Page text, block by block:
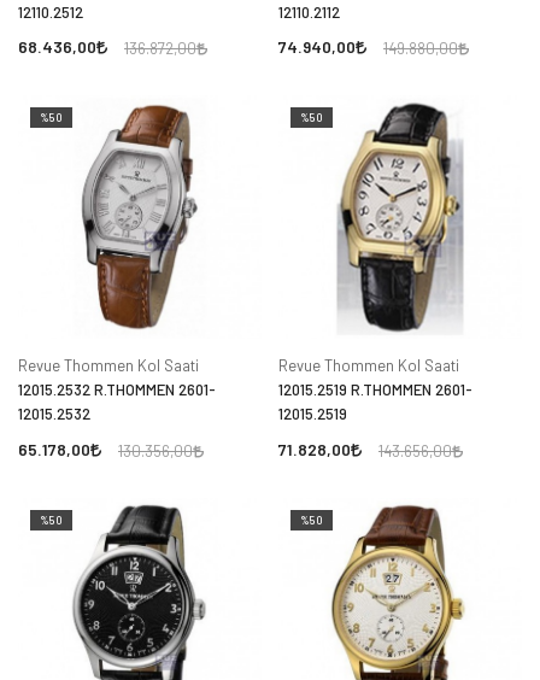
12110.2512
68.436,00 136.872,00
12110.2112
74.940,00 149.880,00
%50
Revue Thommen Kol Saati
12015.2532 R.THOMMEN 2601-
12015.2532
65.178,00 130.356,00
%50
Revue Thommen Kol Saati
12015.2519 R.THOMMEN 2601-
12015.2519
71.828,00 143.656,00
%50 %50